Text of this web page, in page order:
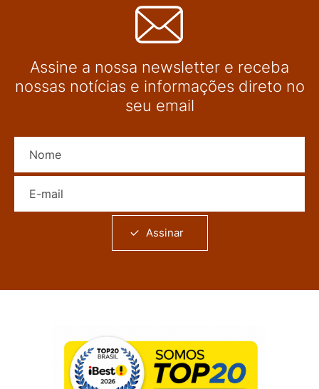
Assine a nossa newsletter e receba
nossas notícias e informações direto no
seu email
Assinar